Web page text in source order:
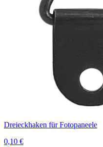
Dreieckhaken für Fotopaneele
0,10 €